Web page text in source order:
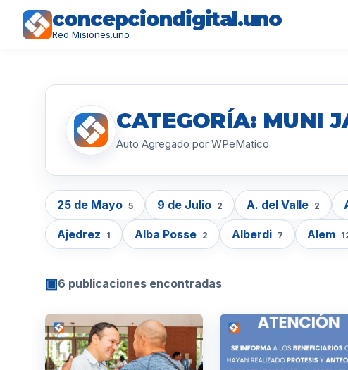
concepciondigital.uno
Red Misiones.uno
CATEGORÍA: MUNI
Auto Agregado por WPeMatico
25 de Mayo 5 9 de Julio 2 A. del Valle 2
Ajedrez 1 Alba Posse 2 Alberdi 7 Alem
▣6 publicaciones encontradas